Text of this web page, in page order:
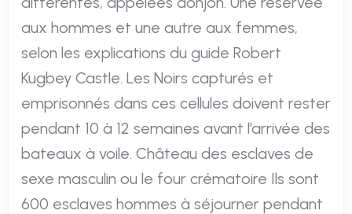
aux hommes et une autre aux femmes,
selon les explications du guide Robert
Kugbey Castle. Les Noirs capturés et
emprisonnés dans ces cellules doivent rester
pendant 10 à 12 semaines avant l’arrivée des
bateaux à voile. Château des esclaves de
sexe masculin ou le four crématoire Ils sont
600 esclaves hommes à séjourner pendant